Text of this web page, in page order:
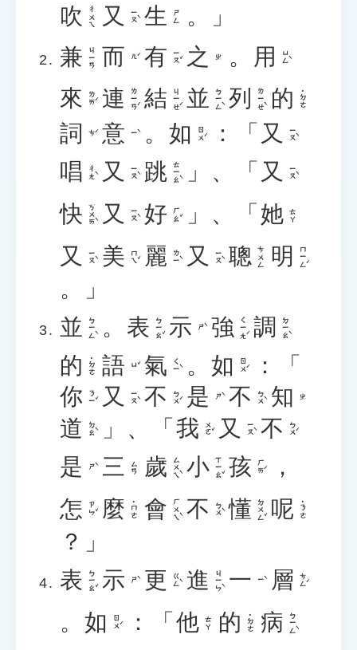
吹 ㄔㄨㄟ 又 ㄧㄡˋ 生 ㄕㄥ
。」
兼 ㄐㄧㄢ 而 ㄦˊ 有 ㄧㄡˇ 之 ㄓ 。 用 ㄩㄥˋ
來 ㄌㄞˊ 連 ㄌㄧㄢˊ 結 ㄐㄧㄝˊ 並 ㄅㄧㄥˋ 列 ㄌㄧㄝˋ 的 ˙ㄉㄜ
詞 ㄘˊ 意 ㄧˋ 。 如 ㄖㄨˊ ：「 又 ㄧㄡˋ
唱 ㄔㄤˋ 又 ㄧㄡˋ 跳 ㄊㄧㄠˋ 」、「 又 ㄧㄡˋ
快 ㄎㄨㄞˋ 又 ㄧㄡˋ 好 ㄏㄠˇ 」、「 她 ㄊㄚ
又 ㄧㄡˋ 美 ㄇㄟˇ 麗 ㄌㄧˋ 又 ㄧㄡˋ 聰 ㄘㄨㄥ 明 ㄇㄧㄥˊ
。」
並 ㄅㄧㄥˋ 。 表 ㄅㄧㄠˇ 示 ㄕˋ 強 ㄑㄧㄤˊ 調 ㄉㄧㄠˋ
的 ˙ㄉㄜ 語 ㄩˇ 氣 ㄑㄧˋ 。 如 ㄖㄨˊ
：「
你 ㄋㄧˇ 又 ㄧㄡˋ 不 ㄅㄨˊ 是 ㄕˋ 不 ㄅㄨˋ 知 ㄓ
道 ㄉㄠˋ 」、「 我 ㄨㄛˇ 又 ㄧㄡˋ 不 ㄅㄨˊ
是 ㄕˋ 三 ㄙㄢ 歲 ㄙㄨㄟˋ 小 ㄒㄧㄠˇ 孩 ㄏㄞˊ
，
怎 ㄗㄣˇ 麼 ˙ㄇㄜ 會 ㄏㄨㄟˋ 不 ㄅㄨˋ 懂 ㄉㄨㄥˇ 呢 ˙ㄋㄜ
？」
表 ㄅㄧㄠˇ 示 ㄕˋ 更 ㄍㄥˋ 進 ㄐㄧㄣˋ 一 ㄧˋ 層 ㄘㄥˊ
。 如 ㄖㄨˊ ：「 他 ㄊㄚ 的 ˙ㄉㄜ 病 ㄅㄧㄥˋ